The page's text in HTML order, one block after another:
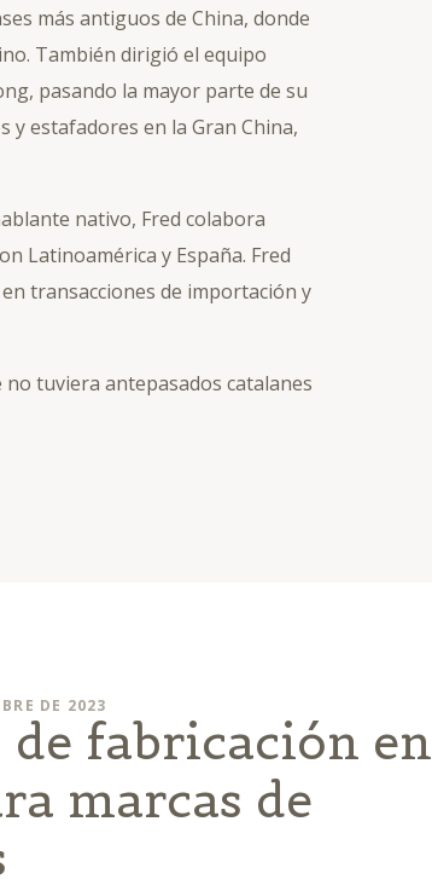
más antiguos de China, donde
También dirigió el equipo
pasando la mayor parte de su
estafadores en la Gran China,
nativo, Fred colabora
Latinoamérica y España. Fred
transacciones de importación y
tuviera antepasados catalanes
DE 2023
de fabricación en
marcas de